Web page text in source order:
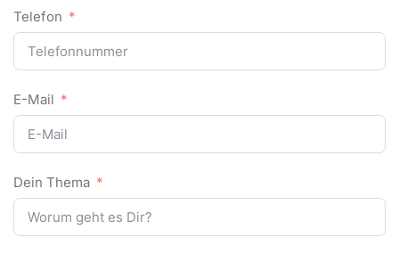
Telefon
E-Mail
Dein Thema